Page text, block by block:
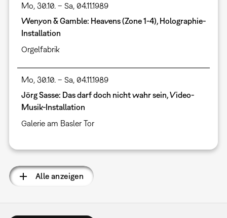
Mo, 30.10. – Sa, 04.11.1989
Wenyon & Gamble: Heavens (Zone 1-4), Holographie-
Installation
Orgelfabrik
Mo, 30.10. – Sa, 04.11.1989
Jörg Sasse: Das darf doch nicht wahr sein, Video-
Musik-Installation
Galerie am Basler Tor
Alle anzeigen